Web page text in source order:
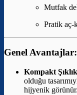
Mutfak
Pratik aç-
Genel Avantajlar:
Kompakt
olduğu
hijyenik görünür.